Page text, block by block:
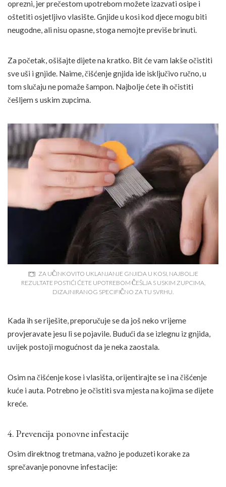
oprezni, jer prečestom upotrebom možete izazvati osipe i
oštetiti osjetljivo vlasište. Gnjide u kosi kod djece mogu biti
neugodne, ali nisu opasne, stoga nemojte previše brinuti.
Za početak, ošišajte dijete na kratko. Bit će vam lakše očistiti
sve uši i gnjide. Naime, čišćenje gnjida ide isključivo ručno, u
tom slučaju ne pomaže šampon. Najbolje ćete ih očistiti
češljem s uskim zupcima.
ZA UČINKOVITO UKLANJANJE GNJIDA U KOSI, NAJBOLJE
REZULTATE POSTIĆI ĆETE UPOTREBOM ČEŠLJA S USKIM ZUPCIMA,
DIZAJNIRANOG SPECIFIČNO ZA TU SVRHU.
Kada ih se riješite, preporučuje se da još neko vrijeme
provjeravate jesu li se pojavile. Budući da se izlegnu iz gnjida,
uvijek postoji mogućnost da je neka zaostala.
Osim na čišćenje kose i vlasišta, orijentirajte se i na čišćenje
kuće i auta. Potrebno je očistiti sva mjesta na kojima se dijete
kreće.
4. Prevencija ponovne infestacije
Osim direktnog tretmana, važno je poduzeti korake za
sprečavanje ponovne infestacije: